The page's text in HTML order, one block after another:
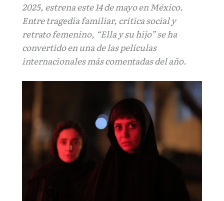
2025, estrena este 14 de mayo en México.
Entre tragedia familiar, crítica social y
retrato femenino, “Ella y su hijo” se ha
convertido en una de las películas
internacionales más comentadas del año.